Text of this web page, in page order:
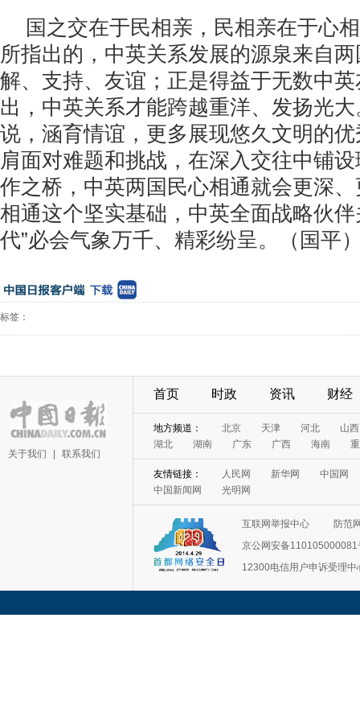
国之交在于民相亲，民相亲在于心
所指出的，中英关系发展的源泉来自
解、支持、友谊；正是得益于无数中
出，中英关系才能跨越重洋、发扬光
说，涵育情谊，更多展现悠久文明的
肩面对难题和挑战，在深入交往中铺
作之桥，中英两国民心相通就会更深
相通这个坚实基础，中英全面战略伙伴
代”必会气象万千、精彩纷呈。（国平
标签：
关于我们 联系我们
首页 时政 资讯 财经
地方频道： 北京 天津 河北
山西
湖北
湖南 广东 广西 海南
友情链接： 人民网 新华网
中国网
中国新闻网
光明网
互联网举报中心
防范
京公网安备110105000081
12300电信用户申诉受理中